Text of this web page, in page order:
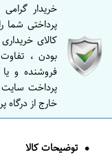
خریدار
پرداختی
کالای
بودن ،
فروشنده و
پرداخت
خارج از
توضیحات کالا